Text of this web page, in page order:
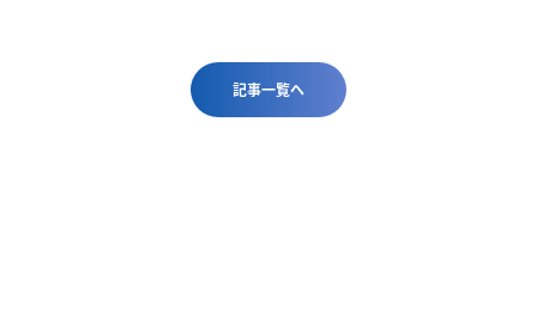
記事一覧へ